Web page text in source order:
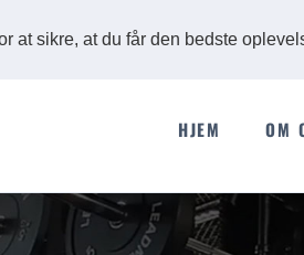
at sikre, at du får den bedste
HJEM OM